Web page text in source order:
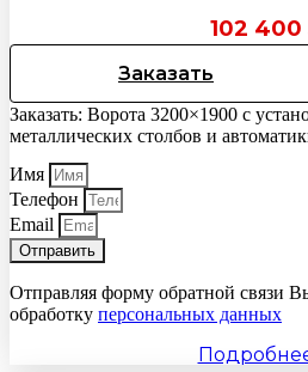
102 400
Заказать
Заказать: Ворота 3200×1900 с
металлических столбов и
Имя
Телефон
Email
Отправить
Отправляя форму обратной связи
обработку персональных данных